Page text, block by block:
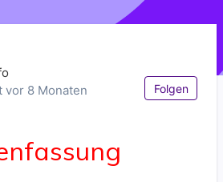
vor 8 Monaten Folgen